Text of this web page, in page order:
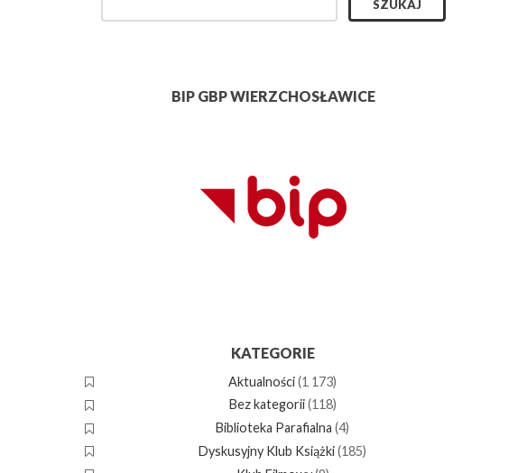
BIP GBP WIERZCHOSŁAWICE
KATEGORIE
Aktualności(1 173)
Bez kategorii(118)
Biblioteka Parafialna (4)
Dyskusyjny Klub Książki(185)